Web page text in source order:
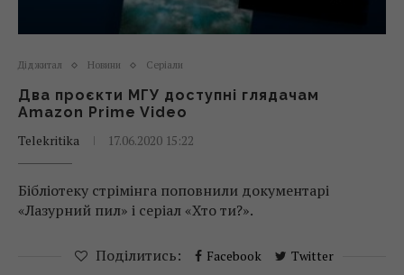
Діджитал Новини Серіали
Два проєкти МГУ доступні глядачам
Amazon Prime Video
Telekritika
17.06.2020 15:22
Бібліотеку стрімінга поповнили документарі
«Лазурний пил» і серіал «Хто ти?».
Поділитись: Facebook Twitter